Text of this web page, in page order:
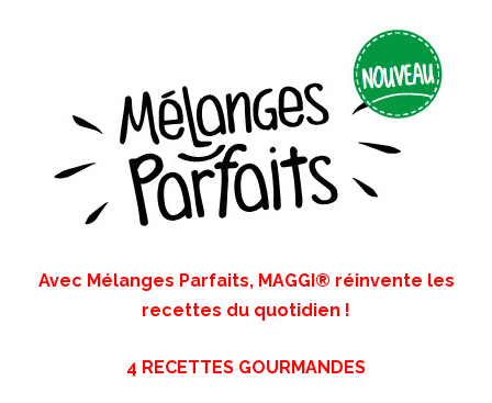
Avec Mélanges Parfaits, MAGGI® réinvente les
recettes du quotidien !
4 RECETTES GOURMANDES